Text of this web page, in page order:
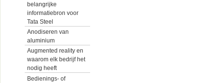
belangrijke
informatiebron voor
Tata Steel
Anodiseren van
aluminium
Augmented reality en
waarom elk bedrijf het
nodig heeft
Bedienings- of